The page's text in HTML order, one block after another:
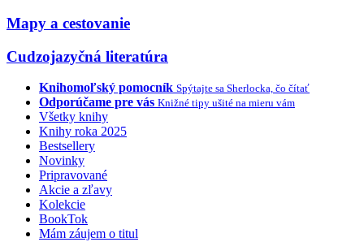
Mapy a cestovanie
Cudzojazyčná literatúra
Knihomoľský pomocník Spýtajte sa Sherlocka, čo čítať
Odporúčame pre vás Knižné tipy ušité na mieru vám
Všetky knihy
Knihy roka 2025
Bestsellery
Novinky
Pripravované
Akcie a zľavy
Kolekcie
BookTok
Mám záujem o titul